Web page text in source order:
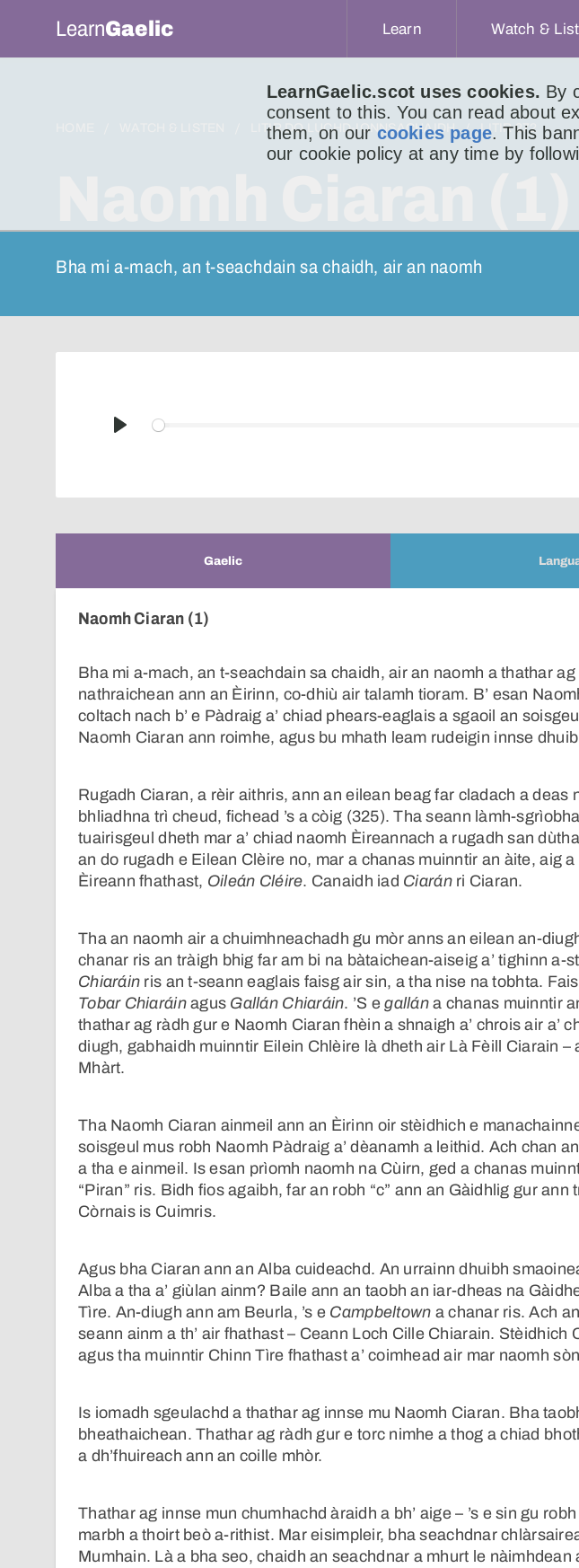
LearnGaelic.scot uses cookies. By
consent to this. You can read about
them, on our cookies page. This
our cookie policy at any time by
LearnGaelic Learn Watch &
LITIR DO LUCHD-IONNSACHAIDH LITIR 272
Bha mi a-mach, an t-seachdain sa chaidh, air an naomh
Play
Gaelic
Naomh Ciaran (1)
Bha mi a-mach, an t-seachdain sa chaidh, air an naomh a thathar
nathraichean ann an Èirinn, co-dhiù air talamh tioram. B’ esan
coltach nach b’ e Pàdraig a’ chiad phears-eaglais a sgaoil an
Naomh Ciaran ann roimhe, agus bu mhath leam rudeigin innse
Rugadh Ciaran, a rèir aithris, ann an eilean beag far cladach a deas
bhliadhna trì cheud, fichead ’s a còig (325). Tha seann làmh-
tuairisgeul dheth mar a’ chiad naomh Èireannach a rugadh san
an do rugadh e Eilean Clèire no, mar a chanas muinntir an àite, aig
Èireann fhathast, Oileán Cléire. Canaidh iad Ciaránri Ciaran.
Tha an naomh air a chuimhneachadh gu mòr anns an eilean an-
chanar ris an tràigh bhig far am bi na bàtaichean-aiseig a’ tighinn a-
Chiaráin ris an t-seann eaglais faisg air sin, a tha nise na tobhta.
Tobar Chiaráinagus Gallán Chiaráin. ’S egallána chanas muinntir
thathar ag ràdh gur e Naomh Ciaran fhèin a shnaigh a’ chrois air a’
diugh, gabhaidh muinntir Eilein Chlèire là dheth air Là Fèill Ciarain –
Mhàrt.
Tha Naomh Ciaran ainmeil ann an Èirinn oir stèidhich e
soisgeul mus robh Naomh Pàdraig a’ dèanamh a leithid. Ach chan
a tha e ainmeil. Is esan prìomh naomh na Cùirn, ged a chanas
“Piran” ris. Bidh fios agaibh, far an robh “c” ann an Gàidhlig gur ann
Còrnais is Cuimris.
Agus bha Ciaran ann an Alba cuideachd. An urrainn dhuibh
Alba a tha a’ giùlan ainm? Baile ann an taobh an iar-dheas na
Tìre. An-diugh ann am Beurla, ’s e Campbeltown a chanar ris. Ach
seann ainm a th’ air fhathast – Ceann Loch Cille Chiarain. Stèidhich
agus tha muinntir Chinn Tìre fhathast a’ coimhead air mar naomh
Is iomadh sgeulachd a thathar ag innse mu Naomh Ciaran. Bha
bheathaichean. Thathar ag ràdh gur e torc nimhe a thog a chiad
a dh’fhuireach ann an coille mhòr.
Thathar ag innse mun chumhachd àraidh a bh’ aige – ’s e sin gu
marbh a thoirt beò a-rithist. Mar eisimpleir, bha seachdnar
Mumhain. Là a bha seo, chaidh an seachdnar a mhurt le nàimhdean